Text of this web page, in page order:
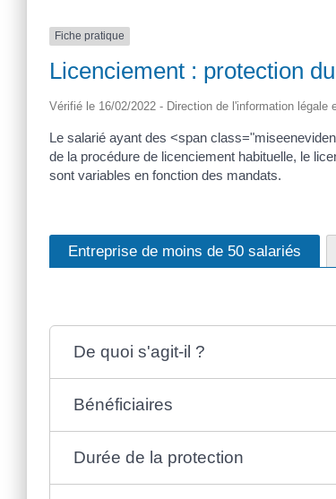
Fiche pratique
Licenciement : protection
Vérifié le 16/02/2022 - Direction de l'information légale
Le salarié ayant des <span
de la procédure de licenciement habituelle, le
sont variables en fonction des mandats.
Entreprise de moins de 50 salariés
De quoi s'agit-il ?
Bénéficiaires
Durée de la protection